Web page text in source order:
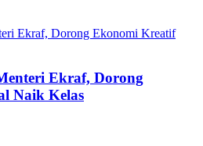
Ekraf, Dorong
Naik Kelas